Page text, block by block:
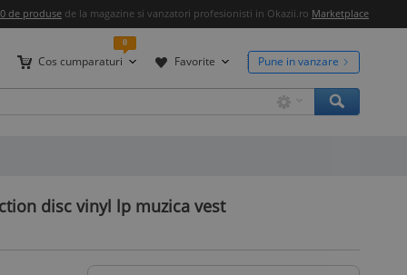
de produse de la magazine si vanzatori profesionisti in Okazii.ro Marketplace
Cos cumparaturi
0
Favorite Pune in vanzare
disc vinyl lp muzica vest